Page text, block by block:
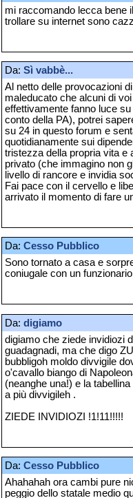
mi raccomando lecca bene
trollare su internet sono
Da: Sì vabbè...
Al netto delle provocazioni
maleducato che alcuni di
effettivamente fanno luce
conto della PA), potrei
su 24 in questo forum e
quotidianamente sui
tristezza della propria vita e
privato (che immagino non
livello di rancore e invidia
Fai pace con il cervello e
arrivato il momento di fare
Da: Cesso Pubblico
Sono tornato a casa e
coniugale con un
Da: digiamo
digiamo che ziede invidiozi
guadagnadi, ma che digo
bubbligoh moldo divvigile
o'cavallo biango di
(neanghe una!) e la
a più divvigileh .
ZIEDE INVIDIOZI !1!11!!!!!
Da: Cesso Pubblico
Ahahahah ora cambi pure
peggio dello statale medio